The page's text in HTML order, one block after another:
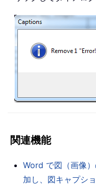
関連機能
Word で図（画像
加し、図キャプシ